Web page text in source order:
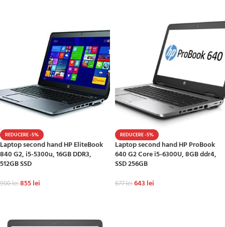
REDUCERE -5%
Laptop second hand HP EliteBook
840 G2, i5-5300u, 16GB DDR3,
512GB SSD
900lei855lei
REDUCERE -5%
Laptop second hand HP ProBook
640 G2 Core i5-6300U, 8GB ddr4,
SSD 256GB
677lei643 lei